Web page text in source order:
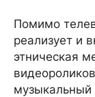
Помимо
реализует и
этническая